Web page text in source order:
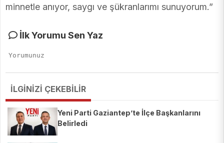
minnetle anıyor, saygı ve şükranlarımı sunuyorum.”
İlk Yorumu Sen Yaz
İLGİNİZİ ÇEKEBİLİR
Yeni Parti Gaziantep’te İlçe Başkanlarını
Belirledi